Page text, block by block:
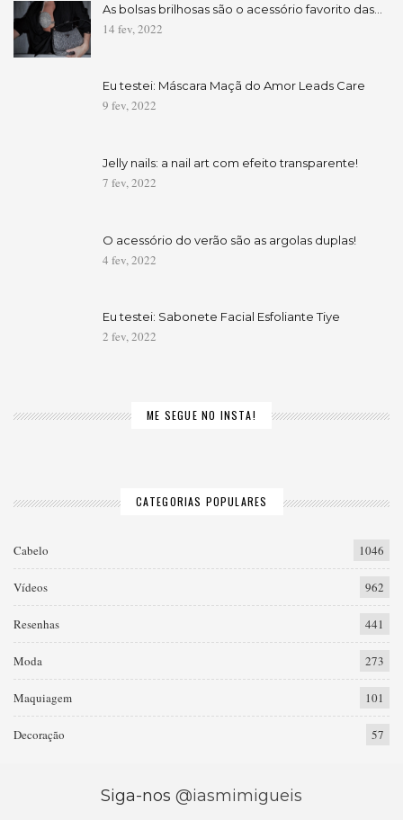
As bolsas brilhosas são o acessório favorito das…
14 fev, 2022
Eu testei: Máscara Maçã do Amor Leads Care
9 fev, 2022
Jelly nails: a nail art com efeito transparente!
7 fev, 2022
O acessório do verão são as argolas duplas!
4 fev, 2022
Eu testei: Sabonete Facial Esfoliante Tiye
2 fev, 2022
ME SEGUE NO INSTA!
CATEGORIAS POPULARES
Cabelo 1046
Vídeos 962
Resenhas 441
Moda 273
Maquiagem 101
Decoração 57
Siga-nos @iasmimigueis